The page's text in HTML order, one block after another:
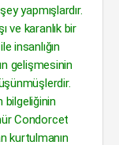
yapmışlardır.
ve karanlık bir
insanlığın
gelişmesinin
bilgeliğinin
Condorcet
kurtulmanın